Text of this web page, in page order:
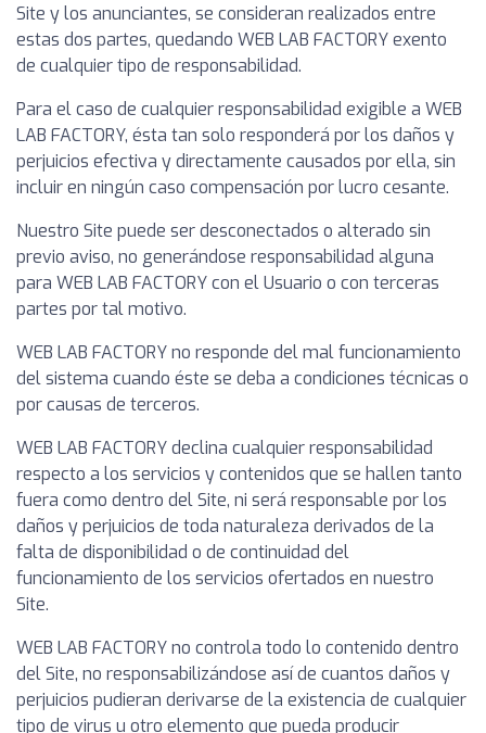
Site y los anunciantes, se consideran realizados entre
estas dos partes, quedando WEB LAB FACTORY exento
de cualquier tipo de responsabilidad.
Para el caso de cualquier responsabilidad exigible a WEB
LAB FACTORY, ésta tan solo responderá por los daños y
perjuicios efectiva y directamente causados por ella, sin
incluir en ningún caso compensación por lucro cesante.
Nuestro Site puede ser desconectados o alterado sin
previo aviso, no generándose responsabilidad alguna
para WEB LAB FACTORY con el Usuario o con terceras
partes por tal motivo.
WEB LAB FACTORY no responde del mal funcionamiento
del sistema cuando éste se deba a condiciones técnicas o
por causas de terceros.
WEB LAB FACTORY declina cualquier responsabilidad
respecto a los servicios y contenidos que se hallen tanto
fuera como dentro del Site, ni será responsable por los
daños y perjuicios de toda naturaleza derivados de la
falta de disponibilidad o de continuidad del
funcionamiento de los servicios ofertados en nuestro
Site.
WEB LAB FACTORY no controla todo lo contenido dentro
del Site, no responsabilizándose así de cuantos daños y
perjuicios pudieran derivarse de la existencia de cualquier
tipo de virus u otro elemento que pueda producir